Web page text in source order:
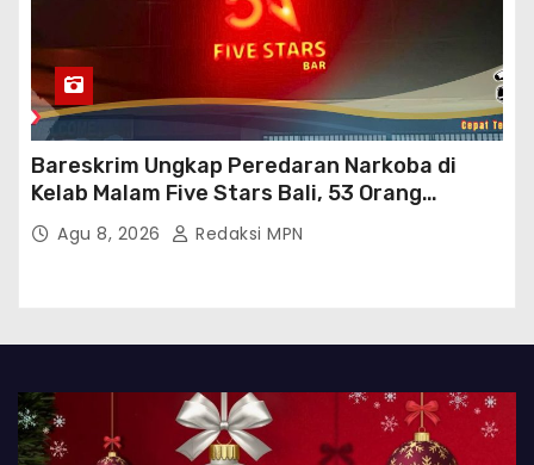
Bareskrim Ungkap Peredaran Narkoba di
Kelab Malam Five Stars Bali, 53 Orang
Diamankan
Agu 8, 2026 Redaksi MPN